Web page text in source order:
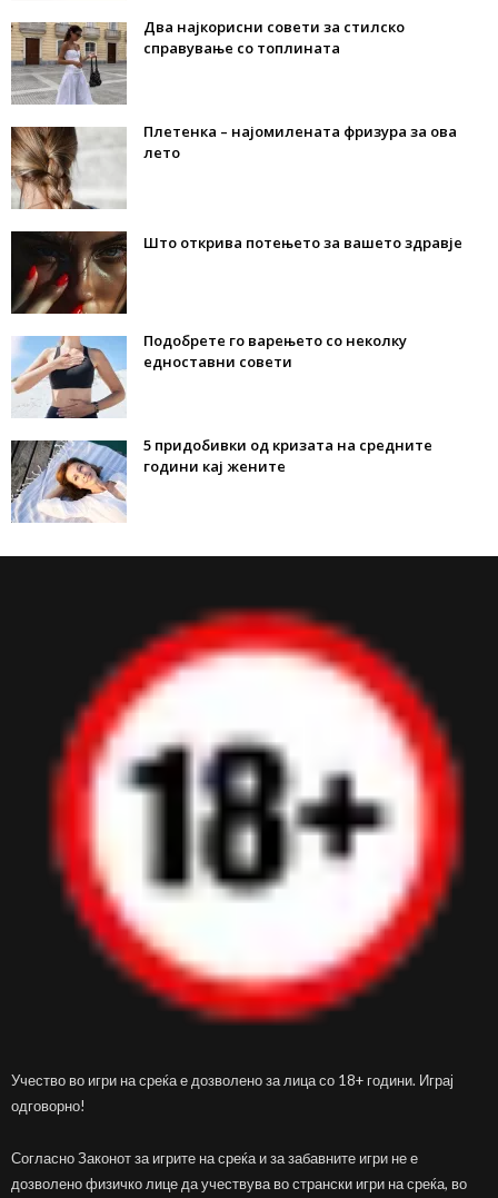
Два најкорисни совети за стилско
справување со топлината
Плетенка – најомилената фризура за ова
лето
Што открива потењето за вашето здравје
Подобрете го варењето со неколку
едноставни совети
5 придобивки од кризата на средните
години кај жените
Учество во игри на среќа е дозволено за лица со 18+ години. Играј
одговорно!
Согласно Законот за игрите на среќа и за забавните игри не е
дозволено физичко лице да учествува во странски игри на среќа, во